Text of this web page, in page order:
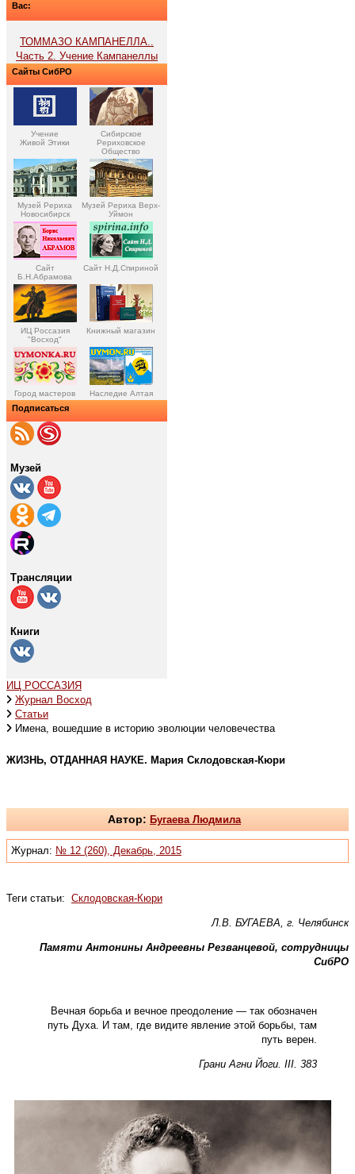
Вас:
ТОММАЗО КАМПАНЕЛЛА..
Часть 2. Учение Кампанеллы
Сайты СибРО
Учение
Живой Этики
Сибирское
Рериховское
Общество
Музей Рериха
Новосибирск
Музей Рериха Верх-
Уймон
Сайт
Б.Н.Абрамова
Сайт Н.Д.Спириной
ИЦ Россазия
"Восход"
Книжный магазин
Город мастеров Наследие Алтая
Подписаться
Музей
Трансляции
Книги
ИЦ РОССАЗИЯ
Журнал Восход
Статьи
Имена, вошедшие в историю эволюции человечества
ЖИЗНЬ, ОТДАННАЯ НАУКЕ. Мария Склодовская-Кюри
Автор: Бугаева Людмила
Журнал: № 12 (260), Декабрь, 2015
Теги статьи: Склодовская-Кюри
Л.В. БУГАЕВА, г. Челябинск
Памяти Антонины Андреевны Резванцевой, сотрудницы
СибРО
Вечная борьба и вечное преодоление — так обозначен
путь Духа. И там, где видите явление этой борьбы, там
путь верен.
Грани Агни Йоги. III. 383